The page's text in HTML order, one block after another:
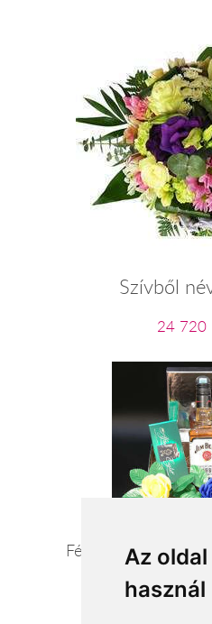
Az
használ
Szívből
24 720
Férfias romantika -
21 600